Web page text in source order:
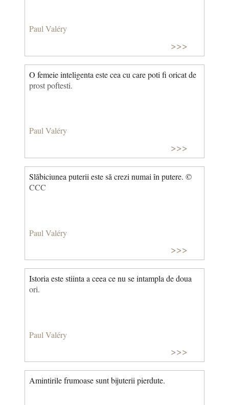
Paul Valéry
>>>
O femeie inteligenta este cea cu care poti fi oricat de
prost poftesti.
Paul Valéry
>>>
Slăbiciunea puterii este să crezi numai în putere. ©
CCC
Paul Valéry
>>>
Istoria este stiinta a ceea ce nu se intampla de doua
ori.
Paul Valéry
>>>
Amintirile frumoase sunt bijuterii pierdute.